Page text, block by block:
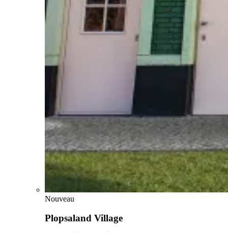
Nouveau
Plopsaland Village